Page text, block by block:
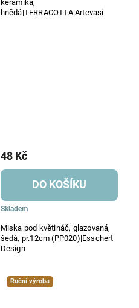
keramika,
hnědá|TERRACOTTA|Artevasi
Miska pod květináč, glazovaná,
šedá, pr.12cm (PP020)|Esschert
Design
Skladem
48 Kč
DO KOŠÍKU
Ruční výroba